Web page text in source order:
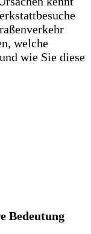
welche
wie Sie diese
Bedeutung